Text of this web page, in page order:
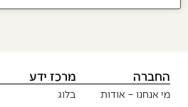
החברה
מי אנחנו – אודות
מרכז ידע
בלוג